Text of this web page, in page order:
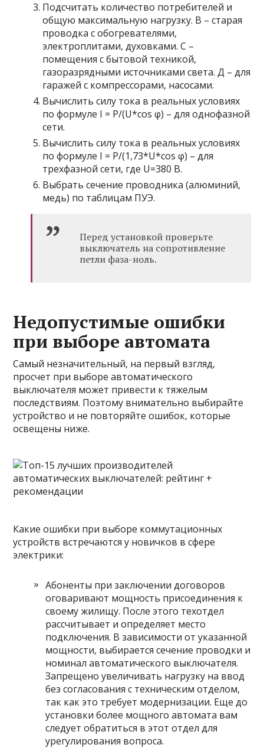
Подсчитать количество потребителей и
общую максимальную нагрузку. В – старая
проводка с обогревателями,
электроплитами, духовками. С –
помещения с бытовой техникой,
газоразрядными источниками света. Д – для
гаражей с компрессорами, насосами.
Вычислить силу тока в реальных условиях
по формуле I = P/(U*cos φ) – для однофазной
сети.
Вычислить силу тока в реальных условиях
по формуле I = P/(1,73*U*cos φ) – для
трехфазной сети, где U=380 В.
Выбрать сечение проводника (алюминий,
медь) по таблицам ПУЭ.
Перед установкой проверьте
выключатель на сопротивление
петли фаза-ноль.
Недопустимые ошибки
при выборе автомата
Самый незначительный, на первый взгляд,
просчет при выборе автоматического
выключателя может привести к тяжелым
последствиям. Поэтому внимательно выбирайте
устройство и не повторяйте ошибок, которые
освещены ниже.
Какие ошибки при выборе коммутационных
устройств встречаются у новичков в сфере
электрики:
Абоненты при заключении договоров
оговаривают мощность присоединения к
своему жилищу. После этого техотдел
рассчитывает и определяет место
подключения. В зависимости от указанной
мощности, выбирается сечение проводки и
номинал автоматического выключателя.
Запрещено увеличивать нагрузку на ввод
без согласования с техническим отделом,
так как это требует модернизации. Еще до
установки более мощного автомата вам
следует обратиться в этот отдел для
урегулирования вопроса.